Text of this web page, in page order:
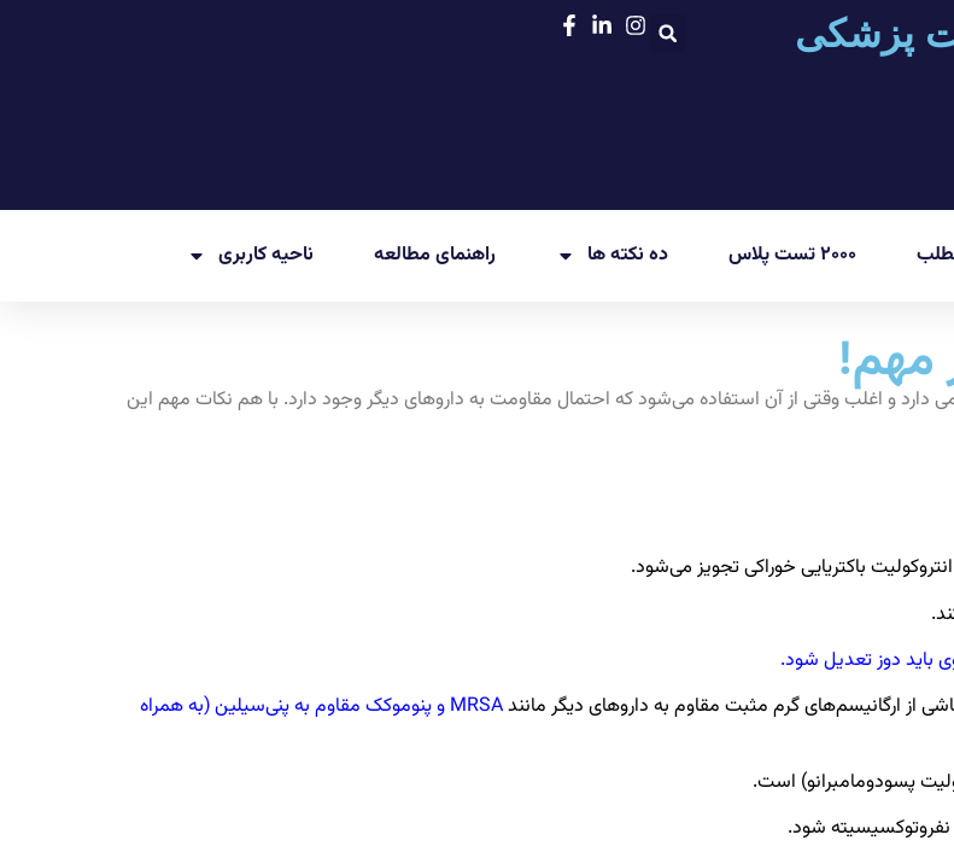
پزشکی
۲۰۰۰ تست پلاس ده نکته ها راهنمای مطالعه ناحیه کاربری
مهم!
دارد و اغلب وقتی از آن استفاده می‌شود که احتمال مقاومت به داروهای دیگر وجود دارد. با هم نکات مهم این
باکتریایی خوراکی تجویز می‌شود.
باید دوز تعدیل شود.
از ارگانیسم‌های گرم مثبت مقاوم به داروهای دیگر مانند
MRSA و پنوموکک مقاوم به پنی‌سیلین (به همراه
پسودومامبرانو) است.
نفروتوکسیسیته شود.